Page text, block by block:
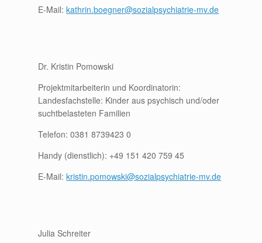
E-Mail:kathrin.boegner@sozialpsychiatrie-mv.de
Dr. Kristin Pomowski
Projektmitarbeiterin und Koordinatorin:
Landesfachstelle: Kinder aus psychisch und/oder
suchtbelasteten Familien
Telefon: 0381 8739423 0
Handy (dienstlich): +49 151 420 759 45
E-Mail:kristin.pomowski@sozialpsychiatrie-mv.de
Julia Schreiter